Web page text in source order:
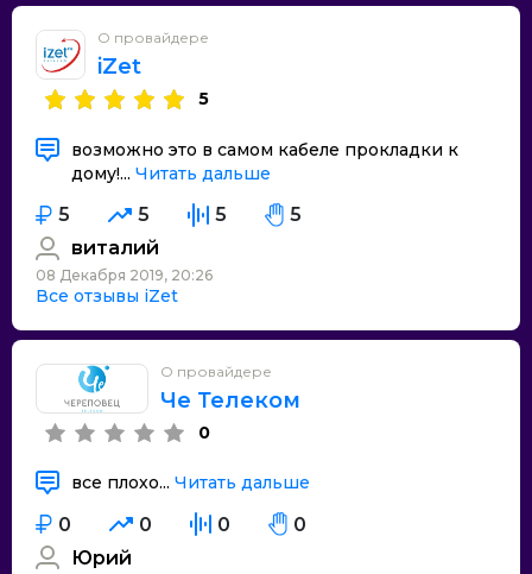
О провайдере
iZet
5
возможно это в самом кабеле прокладки к
дому!... Читать дальше
5 5 5
5
виталий
08 Декабря 2019, 20:26
Все отзывы iZet
О провайдере
Че Телеком
0
все плохо... Читать дальше
0 0 0
0
Юрий